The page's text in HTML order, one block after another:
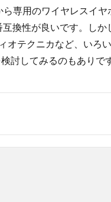
専用のワイヤレスイヤ
換性が良いです。し
オテクニカなど、いろ
討してみるのもありです